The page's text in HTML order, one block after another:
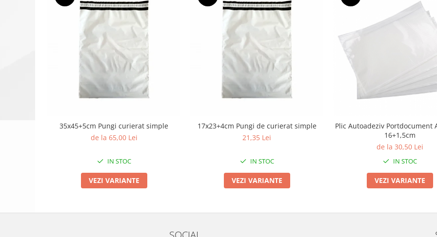
35x45+5cm Pungi curierat simple
de la 65,00 Lei
IN STOC
VEZI VARIANTE
17x23+4cm Pungi de curierat simple
21,35 Lei
IN STOC
VEZI VARIANTE
Plic Autoadeziv Portdocument
16+1,5cm
de la 30,50 Lei
IN STOC
VEZI VARIANTE